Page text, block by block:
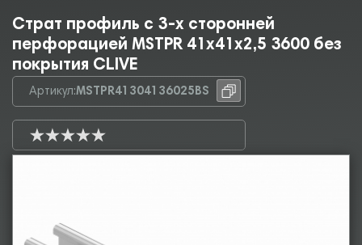
Страт профиль с 3-х сторонней
перфорацией MSTPR 41х41х2,5 3600 без
покрытия CLIVE
Артикул:MSTPR41304136025BS